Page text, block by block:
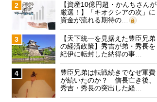
2
【資産10億円超・かんちさんが
厳選！】「キオクシアの次」に
資金が流れる期待の…
3
【天下統一を見据えた豊臣兄弟
の経済政策】秀吉が弟・秀長を
紀伊に転封した納得の事…
4
豊臣兄弟は転戦続きでなぜ軍費
が続いたのか？ 信長亡き後、
秀吉・秀長の突出した経…